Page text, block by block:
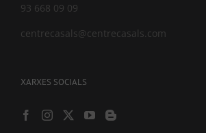
93 668 09 09
centrecasals@centrecasals.com
XARXES SOCIALS